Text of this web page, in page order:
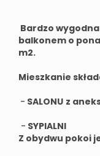
Bardzo
balkonem o
m2.
Mieszkanie
- SALONU z
- SYPIALNI
Z obydwu pokoi